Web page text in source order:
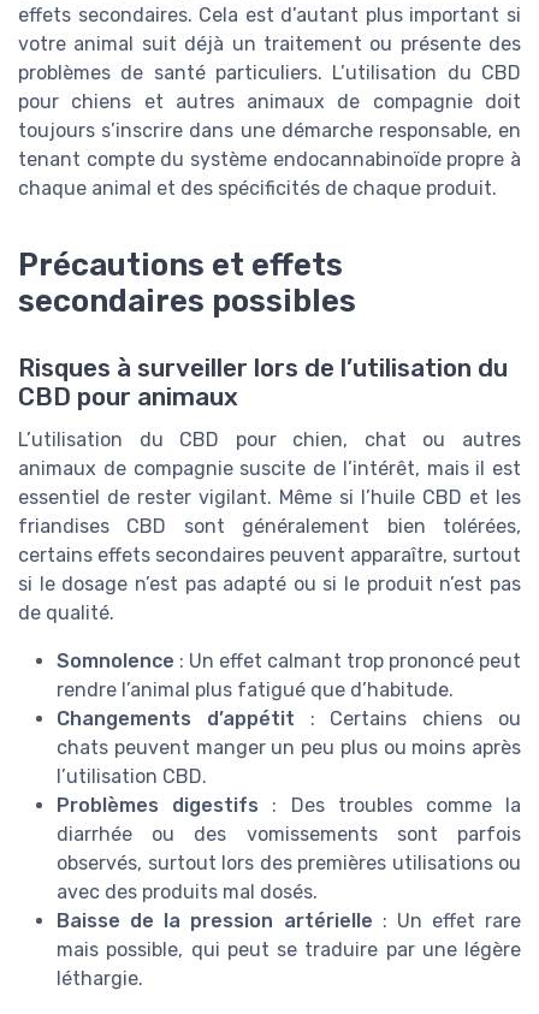
effets secondaires. Cela est d’autant plus important si
votre animal suit déjà un traitement ou présente des
problèmes de santé particuliers. L’utilisation du CBD
pour chiens et autres animaux de compagnie doit
toujours s’inscrire dans une démarche responsable, en
tenant compte du système endocannabinoïde propre à
chaque animal et des spécificités de chaque produit.
Précautions et effets
secondaires possibles
Risques à surveiller lors de l’utilisation du
CBD pour animaux
L’utilisation du CBD pour chien, chat ou autres
animaux de compagnie suscite de l’intérêt, mais il est
essentiel de rester vigilant. Même si l’huile CBD et les
friandises CBD sont généralement bien tolérées,
certains effets secondaires peuvent apparaître, surtout
si le dosage n’est pas adapté ou si le produit n’est pas
de qualité.
Somnolence : Un effet calmant trop prononcé peut
rendre l’animal plus fatigué que d’habitude.
Changements d’appétit : Certains chiens ou
chats peuvent manger un peu plus ou moins après
l’utilisation CBD.
Problèmes digestifs : Des troubles comme la
diarrhée ou des vomissements sont parfois
observés, surtout lors des premières utilisations ou
avec des produits mal dosés.
Baisse de la pression artérielle : Un effet rare
mais possible, qui peut se traduire par une légère
léthargie.